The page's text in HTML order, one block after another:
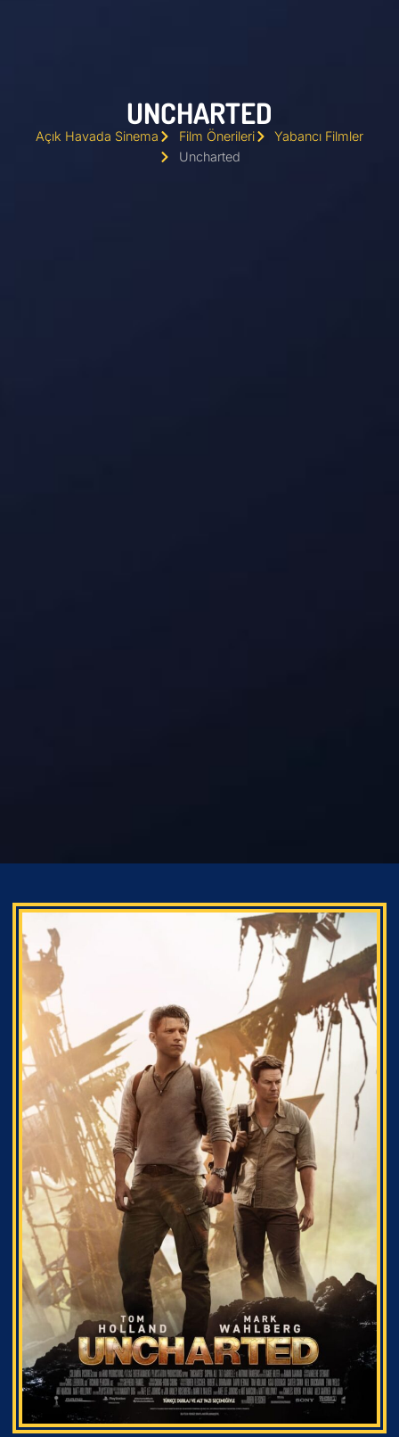
UNCHARTED
Açık Havada Sinema Film Önerileri
Yabancı Filmler
Uncharted